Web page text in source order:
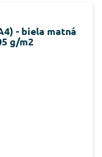
- biela matná
g/m2